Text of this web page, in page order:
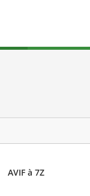
AVIF à 7Z